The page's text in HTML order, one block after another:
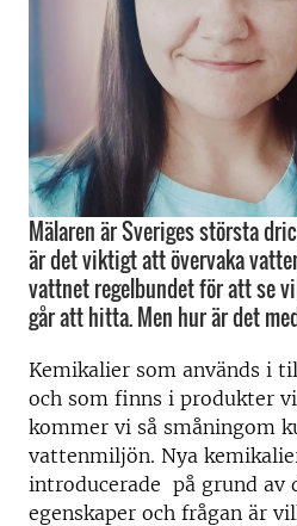
Mälaren är Sveriges största
är det viktigt att övervaka
vattnet regelbundet för att se
går att hitta. Men hur är det
Kemikalier som används i
och som finns i produkter
kommer vi så småningom
vattenmiljön. Nya
introducerade på grund av
egenskaper och frågan är